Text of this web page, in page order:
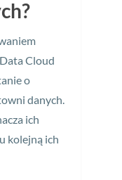
Cloud
o
danych.
ich
kolejną ich